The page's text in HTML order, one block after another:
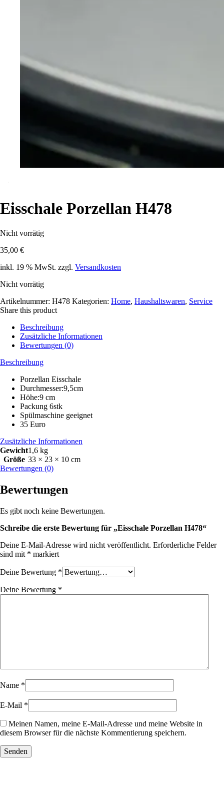
Eisschale Porzellan H478
Nicht vorrätig
35,00 €
inkl. 19 % MwSt. zzgl. Versandkosten
Nicht vorrätig
Artikelnummer: H478 Kategorien: Home, Haushaltswaren, Service
Share this product
Beschreibung
Zusätzliche Informationen
Bewertungen (0)
Beschreibung
Porzellan Eisschale
Durchmesser:9,5cm
Höhe:9 cm
Packung 6stk
Spülmaschine geeignet
35 Euro
Zusätzliche Informationen
Gewicht1,6 kg
Größe 33 × 23 × 10 cm
Bewertungen (0)
Bewertungen
Es gibt noch keine Bewertungen.
Schreibe die erste Bewertung für „Eisschale Porzellan H478“
Deine E-Mail-Adresse wird nicht veröffentlicht. Erforderliche Felder
sind mit * markiert
Deine Bewertung *
Deine Bewertung *
Name *
E-Mail *
Meinen Namen, meine E-Mail-Adresse und meine Website in
diesem Browser für die nächste Kommentierung speichern.